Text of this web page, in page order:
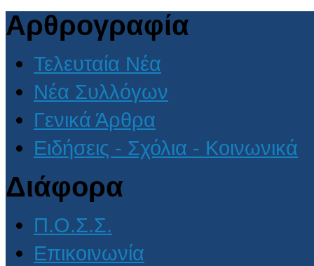
Αρθρογραφία
Τελευταία Νέα
Νέα Συλλόγων
Γενικά Άρθρα
Ειδήσεις - Σχόλια - Κοινωνικά
Διάφορα
Π.Ο.Σ.Σ.
Επικοινωνία